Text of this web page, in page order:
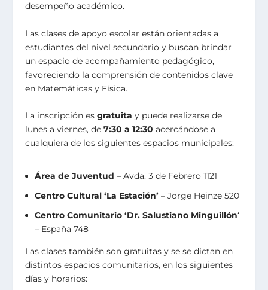
desempeño académico.
Las clases de apoyo escolar están orientadas a
estudiantes del nivel secundario y buscan brindar
un espacio de acompañamiento pedagógico,
favoreciendo la comprensión de contenidos clave
en Matemáticas y Física.
La inscripción esgratuita y puede realizarse de
lunes a viernes, de7:30 a 12:30 acercándose a
cualquiera de los siguientes espacios municipales:
Área de Juventud – Avda. 3 de Febrero 1121
Centro Cultural ‘La Estación’ – Jorge Heinze 520
Centro Comunitario ‘Dr. Salustiano Minguillón‘
– España 748
Las clases también son gratuitas y se se dictan en
distintos espacios comunitarios, en los siguientes
días y horarios: